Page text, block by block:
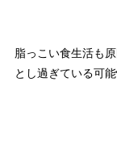
脂っこい食生活も
とし過ぎている可